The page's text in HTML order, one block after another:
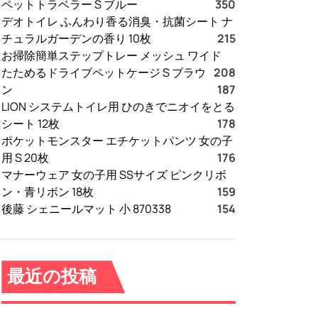
ペットトラベラー S ブルー
350
デオトイレ ふんわり香る消臭・抗菌シート ナ
チュラルガーデンの香り 10枚
215
お掃除簡単ステップトレー メッシュ ワイド
208
たためるドライブペットケージ S ブラウ
ン
187
LION システムトイレ用 ひのきでニオイをとる
シート 12枚
178
ポケットモンスター エチケットパンツ 女の子
用 S 20枚
176
マナーウェア 女の子用 SSサイズ ピンクリボ
ン・青リボン 18枚
159
後藤 シェニールマット 小 870338
154
最近の投稿